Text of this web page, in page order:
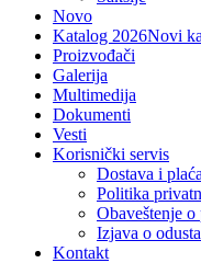
Novo
Katalog 2026Novi
Proizvođači
Galerija
Multimedija
Dokumenti
Vesti
Korisnički servis
Dostava i
Politika
Obaveštenje o
Izjava o
Kontakt